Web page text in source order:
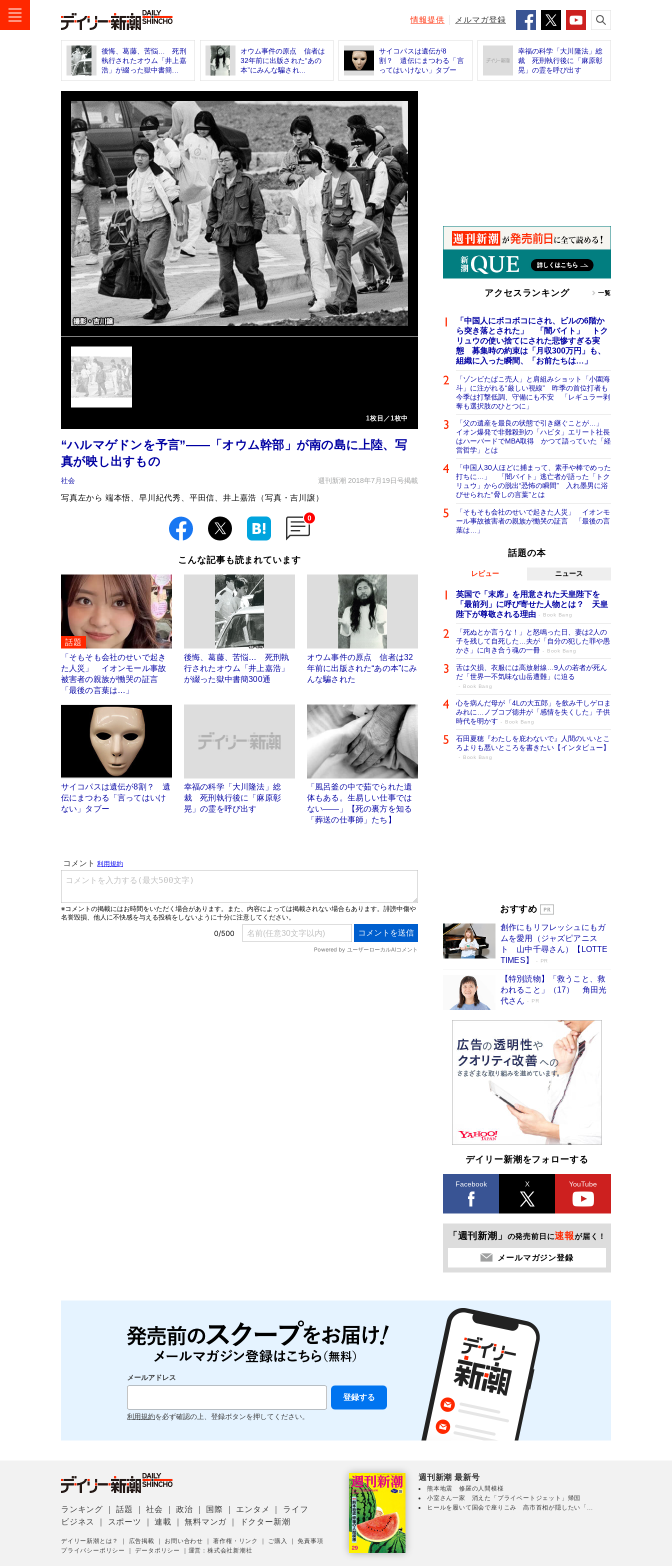
情報提供 メルマガ登録
後悔、葛藤、苦悩… 死刑
執行されたオウム「井上嘉
浩」が綴った獄中書簡...
オウム事件の原点 信者は
32年前に出版された“あの
本”にみんな騙され...
サイコパスは遺伝が8
割？ 遺伝にまつわる「言
ってはいけない」タブー
幸福の科学「大川隆法」総
裁 死刑執行後に「麻原彰
晃」の霊を呼び出す
1枚目／1枚中
“ハルマゲドンを予言”――「オウム幹部」が南の島に上陸、写
真が映し出すもの
社会 週刊新潮 2018年7月19日号掲載
写真左から 端本悟、早川紀代秀、平田信、井上嘉浩（写真・吉川譲）
0
こんな記事も読まれています
話題
「そもそも会社のせいで起き
た人災」 イオンモール事故
被害者の親族が慟哭の証言
「最後の言葉は…」
後悔、葛藤、苦悩… 死刑執
行されたオウム「井上嘉浩」
が綴った獄中書簡300通
オウム事件の原点 信者は32
年前に出版された“あの本”にみ
んな騙された
サイコパスは遺伝が8割？ 遺
伝にまつわる「言ってはいけ
ない」タブー
幸福の科学「大川隆法」総
裁 死刑執行後に「麻原彰
晃」の霊を呼び出す
「風呂釜の中で茹でられた遺
体もある。生易しい仕事では
ない――」【死の裏方を知る
「葬送の仕事師」たち】
アクセスランキング 一覧
「中国人にボコボコにされ、ビルの6階か
ら突き落とされた」 「闇バイト」 トク
リュウの使い捨てにされた悲惨すぎる実
態 募集時の約束は「月収300万円」も、
組織に入った瞬間、「お前たちは…」
「ゾンビたばこ売人」と肩組みショット「小園海
斗」に注がれる“厳しい視線” 昨季の首位打者も
今季は打撃低調、守備にも不安 「レギュラー剥
奪も選択肢のひとつに」
「父の遺産を最良の状態で引き継ぐことが…」
イオン爆発で非難殺到の「ハビタ」エリート社長
はハーバードでMBA取得 かつて語っていた「経
営哲学」とは
「中国人30人ほどに捕まって、素手や棒でめった
打ちに…」 「闇バイト」逃亡者が語った「トク
リュウ」からの脱出“恐怖の瞬間” 入れ墨男に浴
びせられた“脅しの言葉”とは
「そもそも会社のせいで起きた人災」 イオンモ
ール事故被害者の親族が慟哭の証言 「最後の言
葉は…」
話題の本
レビュー ニュース
英国で「末席」を用意された天皇陛下を
「最前列」に呼び寄せた人物とは？ 天皇
陛下が尊敬される理由
Book Bang
「死ぬとか言うな！」と怒鳴った日、妻は2人の
子を残して自死した…夫が「自分の犯した罪や愚
かさ」に向き合う魂の一冊
Book Bang
舌は欠損、衣服には高放射線…9人の若者が死ん
だ「世界一不気味な山岳遭難」に迫る
Book Bang
心を病んだ母が「4Lの大五郎」を飲み干しゲロま
みれに…ノブコブ徳井が「感情を失くした」子供
時代を明かす
Book Bang
石田夏穂『わたしを庇わないで』人間のいいとこ
ろよりも悪いところを書きたい【インタビュー】
Book Bang
和田秀樹の70代、80代向け新書がベスト3を独
占 上半期1位にも選出［新書ベストセラー］
Book Bang
おすすめ
創作にもリフレッシュにもガ
ムを愛用（ジャズピアニス
ト 山中千尋さん）【LOTTE
TIMES】
PR
【特別読物】「救うこと、救
われること」（17） 角田光
代さん
PR
デイリー新潮をフォローする
Facebook X YouTube
「週刊新潮」 の発売前日に速報が届く！
メールマガジン登録
メールアドレス
利用規約を必ず確認の上、登録ボタンを押してください。
ランキング ｜話題 ｜社会 ｜政治 国際 エンタメ
ライフ
ビジネス
スポーツ ｜連載 ｜無料マンガ ドクター新潮
デイリー新潮とは？ 広告掲載 お問い合わせ ｜著作権・リンク ご購入 ｜免責事項
プライバシーポリシー
｜データポリシー 運営：株式会社新潮社
週刊新潮 最新号
熊本地震 修羅の人間模様
小室さん一家 消えた「プライベートジェット」帰国
ヒールを履いて国会で座りこみ 高市首相が隠したい「...